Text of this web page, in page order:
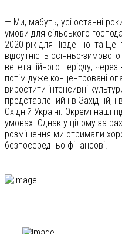
— Ми, мабуть, усі останні
умови для сільського
2020 рік для Південної та
відсутність осінньо-
вегетаційного періоду, через
потім дуже концентровані
виростити інтенсивні
представлений і в Західній, і
Східній Україні. Окремі наші
умовах. Однак у цілому за
розміщення ми отримали
безпосередньо фінансові.